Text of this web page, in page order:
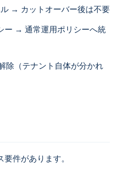
→ カットオーバー後は不要
ー → 通常運用ポリシーへ統
除（テナント自体が分かれ
件があります。